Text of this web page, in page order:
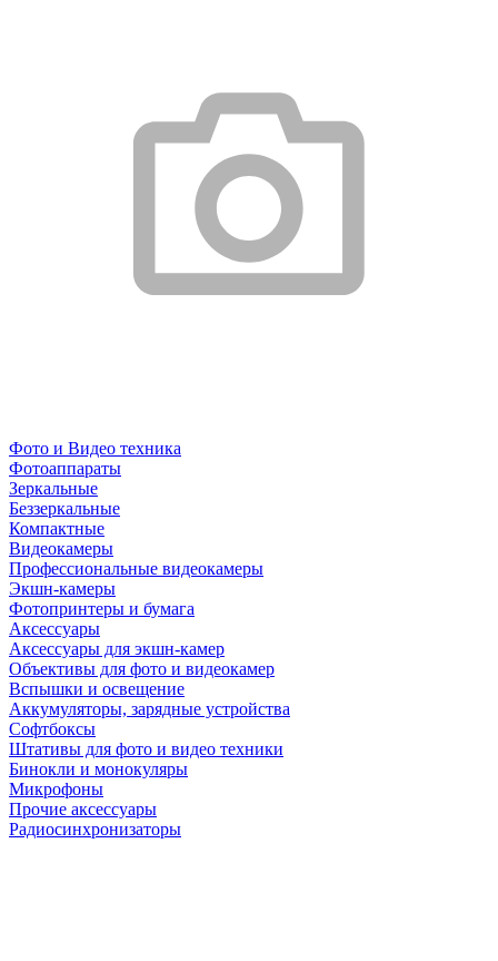
Фото и Видео техника
Фотоаппараты
Зеркальные
Беззеркальные
Компактные
Видеокамеры
Профессиональные видеокамеры
Экшн-камеры
Фотопринтеры и бумага
Аксессуары
Аксессуары для экшн-камер
Объективы для фото и видеокамер
Вспышки и освещение
Аккумуляторы, зарядные устройства
Софтбоксы
Штативы для фото и видео техники
Бинокли и монокуляры
Микрофоны
Прочие аксессуары
Радиосинхронизаторы